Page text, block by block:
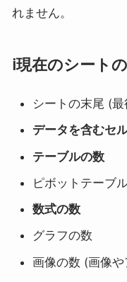
れません。
ℹ️現在のシート
シートの末尾 (
データを含むセ
テーブルの数
ピボットテーブ
数式の数
グラフの数
画像の数 (画像